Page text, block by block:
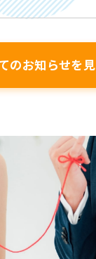
ます。 2025 年
のお知らせを